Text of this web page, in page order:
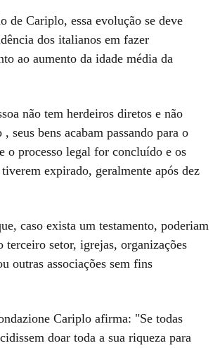
de Cariplo, essa evolução se deve
dos italianos em fazer
ao aumento da idade média da
não tem herdeiros diretos e não
seus bens acabam passando para o
o processo legal for concluído e os
expirado, geralmente após dez
caso exista um testamento, poderiam
terceiro setor, igrejas, organizações
outras associações sem fins
Cariplo afirma: "Se todas
doar toda a sua riqueza para